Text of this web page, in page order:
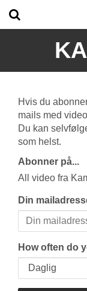
Hvis du
mails med
Du kan
som helst.
Abonner på...
All video fra
Din
How often do